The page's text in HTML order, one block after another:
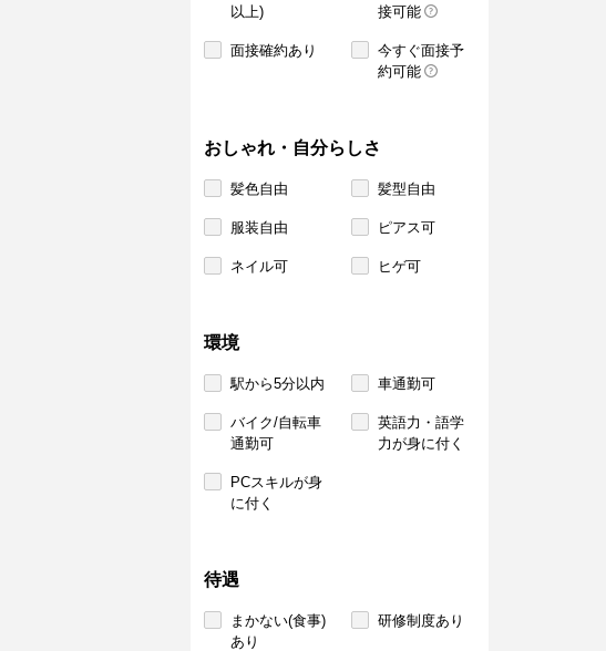
以上)
接可能
面接確約あり
今すぐ面接予
約可能
おしゃれ・自分らしさ
髪色自由 髪型自由
服装自由 ピアス可
ネイル可 ヒゲ可
環境
駅から5分以内 車通勤可
バイク/自転車
通勤可
英語力・語学
力が身に付く
PCスキルが身
に付く
待遇
まかない(食事)
あり
研修制度あり